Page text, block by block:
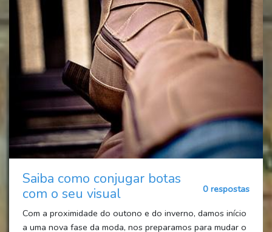
Saiba como conjugar botas
com o seu visual
0 respostas
Com a proximidade do outono e do inverno, damos início
a uma nova fase da moda, nos preparamos para mudar o